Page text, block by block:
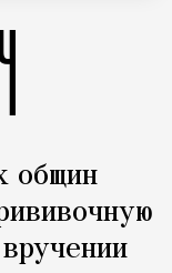
общин